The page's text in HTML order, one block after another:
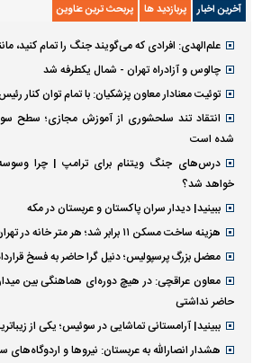
آخرین اخبار پربازدید ها پربحث ترین عناوین
علم‌الهدی: افرادی که می‌گویند جنگ را تمام کنید،
چالوس و آزادراه تهران - شمال یکطرفه شد
توئیت معنادار معاون پزشکیان: با تمام توان کنار
انتقاد تند سلحشوری از آموزش مجازی؛ سطح
شده است
درس‌های جنگ ویتنام برای ترامپ | چرا وسوسه
خواهد شد؟
ببینید| دیدار سران پاکستان و عربستان در مکه
هزینه ساخت مسکن ۱۱ برابر شد؛ هر متر خانه در تهران چقدر آب می‌خورد؟
معضل بزرگ پرسپولیس؛ دنیل گرا حاضر به فسخ
معاون عراقچی: در هیچ دوره‌ای هماهنگی بین
حاضر نداشتی
ببینید| آرامستانی تماشایی در سوئیس؛ یکی از
هشدار انصارالله به عربستان: نیروها و